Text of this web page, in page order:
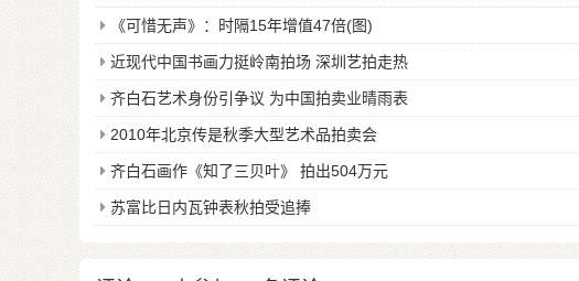
《可惜无声》：时隔15年增值47倍(图)
近现代中国书画力挺岭南拍场 深圳艺拍走热
齐白石艺术身份引争议 为中国拍卖业晴雨表
2010年北京传是秋季大型艺术品拍卖会
齐白石画作《知了三贝叶》 拍出504万元
苏富比日内瓦钟表秋拍受追捧